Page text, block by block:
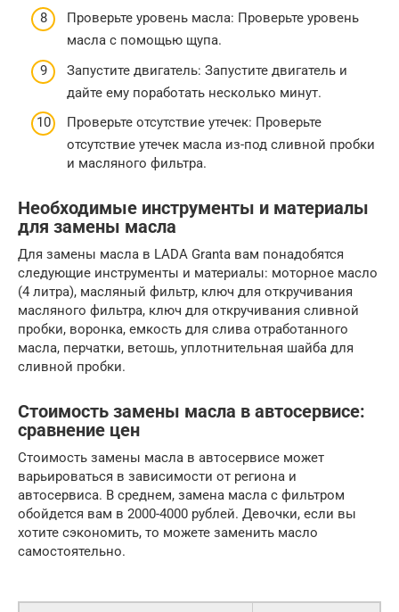
Проверьте уровень масла: Проверьте уровень
масла с помощью щупа.
Запустите двигатель: Запустите двигатель и
дайте ему поработать несколько минут.
Проверьте отсутствие утечек: Проверьте
отсутствие утечек масла из-под сливной пробки
и масляного фильтра.
Необходимые инструменты и материалы
для замены масла
Для замены масла в LADA Granta вам понадобятся
следующие инструменты и материалы: моторное масло
(4 литра), масляный фильтр, ключ для откручивания
масляного фильтра, ключ для откручивания сливной
пробки, воронка, емкость для слива отработанного
масла, перчатки, ветошь, уплотнительная шайба для
сливной пробки.
Стоимость замены масла в автосервисе:
сравнение цен
Стоимость замены масла в автосервисе может
варьироваться в зависимости от региона и
автосервиса. В среднем, замена масла с фильтром
обойдется вам в 2000-4000 рублей. Девочки, если вы
хотите сэкономить, то можете заменить масло
самостоятельно.